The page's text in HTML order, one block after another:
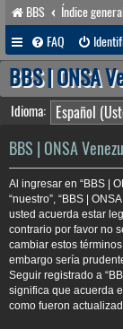
BBS
Índice
FAQ
BBS | ONSA
Idioma:
BBS | ONSA
Al ingresar en “BBS |
“nuestro”, “BBS |
usted acuerda estar
contrario por favor no
cambiar estos
embargo sería
Seguir registrado a
significa que acuerda
como fueron